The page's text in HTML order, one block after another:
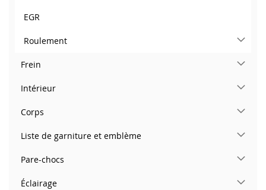
EGR
Roulement
Frein
Intérieur
Corps
Liste de garniture et emblème
Pare-chocs
Éclairage